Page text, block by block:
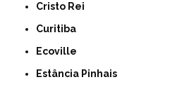
Cristo Rei
Curitiba
Ecoville
Estância Pinhais